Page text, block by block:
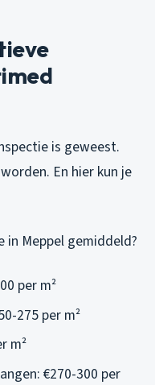
is geweest.
En hier kun je
Meppel gemiddeld?
per m²
275 per m²
m²
€270-300 per